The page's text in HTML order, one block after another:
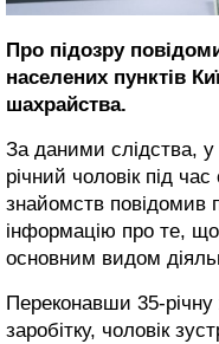
Про підозру
населених пунктів
шахрайства.
За даними слідства,
річний чоловік під
знайомств повідомив
інформацію про те, що
основним видом
Переконавши 35-річну
заробітку, чоловік